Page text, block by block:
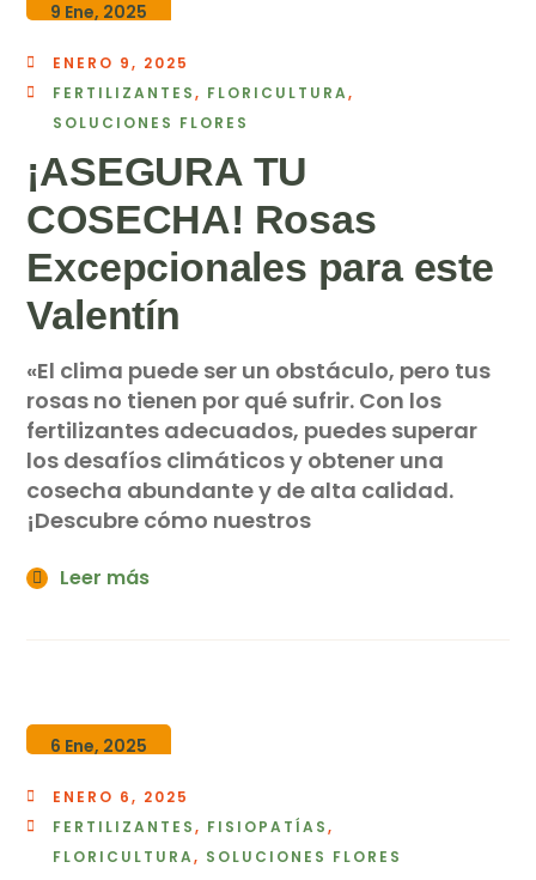
9 Ene, 2025
ENERO 9, 2025
FERTILIZANTES, FLORICULTURA,
SOLUCIONES FLORES
¡ASEGURA TU
COSECHA! Rosas
Excepcionales para este
Valentín
«El clima puede ser un obstáculo, pero tus
rosas no tienen por qué sufrir. Con los
fertilizantes adecuados, puedes superar
los desafíos climáticos y obtener una
cosecha abundante y de alta calidad.
¡Descubre cómo nuestros
Leer más
6 Ene, 2025
ENERO 6, 2025
FERTILIZANTES, FISIOPATÍAS,
FLORICULTURA, SOLUCIONES FLORES